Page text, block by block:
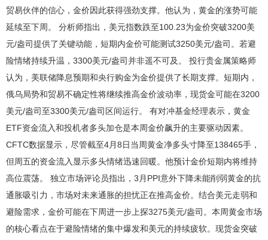
贸易伙伴的信心，金价因此获得强劲支撑。他认为，黄金的涨势可能
延续至下周。 分析师指出，美元指数跌至100.23为金价突破3200美
元/盎司提供了关键动能，短期内金价可能测试3250美元/盎司。若避
险情绪持续升温，3300美元/盎司并非遥不可及。 投行贵金属策略师
认为，美联储降息预期和央行购金为金价提供了长期支撑。短期内，
俄乌局势和贸易不确定性将继续推高金价波动率，现货金可能在3200
美元/盎司至3300美元/盎司区间运行。 有对冲基金经理表示，黄金
ETF资金流入和投机者多头加仓是本周金价飙升的主要驱动因素。
CFTC数据显示，尽管截至4月8日当周黄金净多头寸降至138465手，
但周五的资金流入显示多头情绪迅速回暖。他预计金价短期内将维持
高位震荡。 独立市场评论员指出，3月PPI意外下降未能削弱黄金的抗
通胀吸引力，市场对未来通胀的担忧正在推高金价。结合美元走弱和
避险需求，金价可能在下周进一步上探3275美元/盎司。本周黄金市场
的核心看点在于避险情绪的集中爆发和美元的持续疲软。现货金突破